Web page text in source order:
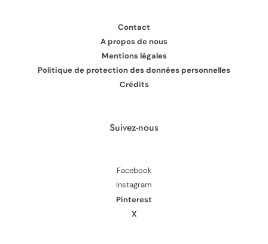
Contact
A propos de nous
Mentions légales
Politique de protection des données personnelles
Crédits
Suivez-nous
Facebook
Instagram
Pinterest
X